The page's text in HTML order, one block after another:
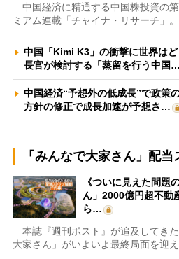
中国経済に精通する中国株投資の
ミアム連載「チャイナ・リサーチ」
中国「Kimi K3」の衝撃に世界は
長官が検討する「蒸留を行う中国…
中国経済“予想外の低成長”で政
方針の修正で成長加速が予想さ…
「みんなで大家さん」配
《ついに見えた問題
ん」2000億円超不動
ら…
本誌『週刊ポスト』が追及してき
大家さん」がいよいよ最終局面を迎